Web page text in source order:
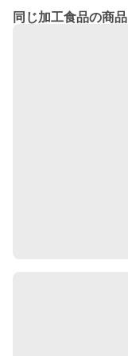
同じ加工食品の商品